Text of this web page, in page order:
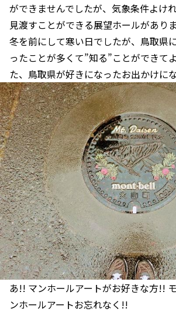
ができませんでしたが、気象条件よけ
見渡すことができる展望ホールがありま
冬を前にして寒い日でしたが、鳥取県
ったことが多くて”知る”ことができて
た、鳥取県が好きになったお出かけに
あ!! マンホールアートがお好きな方!!
ンホールアートお忘れなく!!